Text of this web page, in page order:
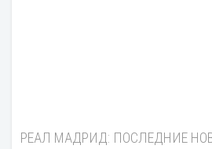
РЕАЛ МАДРИД: ПОСЛЕДНИЕ